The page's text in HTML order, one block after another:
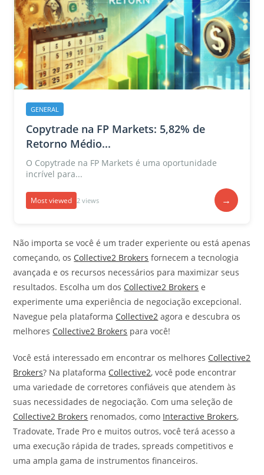
GENERAL
Copytrade na FP Markets: 5,82% de
Retorno Médio...
O Copytrade na FP Markets é uma oportunidade
incrível para...
Most viewed 2 views →
Não importa se você é um trader experiente ou está apenas
começando, os Collective2 Brokers fornecem a tecnologia
avançada e os recursos necessários para maximizar seus
resultados. Escolha um dos Collective2 Brokers e
experimente uma experiência de negociação excepcional.
Navegue pela plataforma Collective2 agora e descubra os
melhores Collective2 Brokers para você!
Você está interessado em encontrar os melhores Collective2
Brokers? Na plataforma Collective2, você pode encontrar
uma variedade de corretores confiáveis que atendem às
suas necessidades de negociação. Com uma seleção de
Collective2 Brokers renomados, como Interactive Brokers,
Tradovate, Trade Pro e muitos outros, você terá acesso a
uma execução rápida de trades, spreads competitivos e
uma ampla gama de instrumentos financeiros.